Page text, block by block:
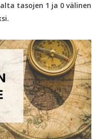
tasojen 1 ja 0 välinen